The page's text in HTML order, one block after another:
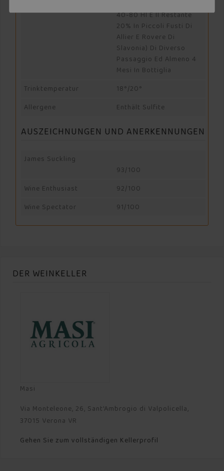
40-80 Hl E Il Restante
20% In Piccoli Fusti Di
Allier E Rovere Di
Slavonia) Di Diverso
Passaggio Ed Almeno 4
Mesi In Bottiglia
Trinktemperatur
18°/20°
Allergene
Enthält Sulfite
AUSZEICHNUNGEN UND ANERKENNUNGEN
James Suckling
93/100
Wine Enthusiast
92/100
Wine Spectator
91/100
DER WEINKELLER
Masi
Via Monteleone, 26, Sant'Ambrogio di Valpolicella,
37015 Verona VR
Gehen Sie zum vollständigen Kellerprofil